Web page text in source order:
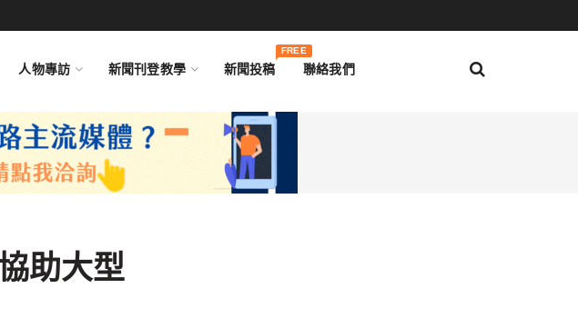
人物專訪 新聞刊登教學 新聞投稿
FREE
聯絡我們
助大型